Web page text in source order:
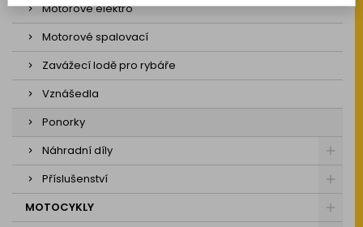
Motorové elektro
Motorové spalovací
Zavážecí lodě pro rybáře
Vznášedla
Ponorky
Náhradní díly
Příslušenství
MOTOCYKLY